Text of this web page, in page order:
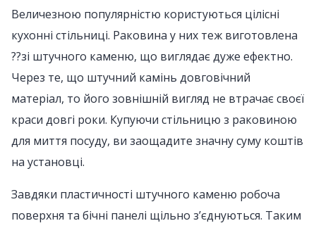
Величезною популярністю користуються цілісні
кухонні стільниці. Раковина у них теж виготовлена
??зі штучного каменю, що виглядає дуже ефектно.
Через те, що штучний камінь довговічний
матеріал, то його зовнішній вигляд не втрачає своєї
краси довгі роки. Купуючи стільницю з раковиною
для миття посуду, ви заощадите значну суму коштів
на установці.
Завдяки пластичності штучного каменю робоча
поверхня та бічні панелі щільно з’єднуються. Таким